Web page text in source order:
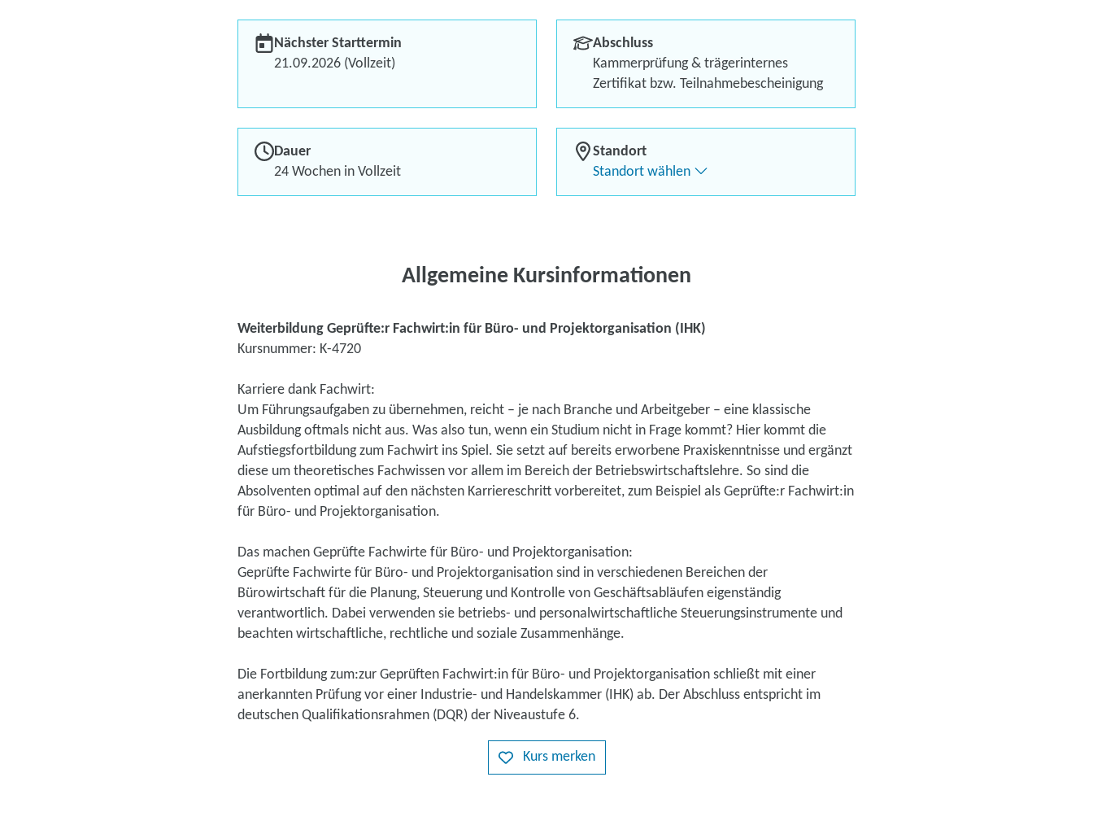
Berufliches Profil optimieren
Bis zu 100 % Förderung
Kontaktieren Sie uns jetzt
Nächster Starttermin
21.09.2026 (Vollzeit)
Abschluss
Kammerprüfung & trägerinternes
Zertifikat bzw. Teilnahmebescheinigung
Dauer
24 Wochen in Vollzeit
Standort
Standort wählen
Allgemeine Kursinformationen
Weiterbildung Geprüfte:r Fachwirt:in für Büro- und Projektorganisation (IHK)
Kursnummer: K-4720
Karriere dank Fachwirt:
Um Führungsaufgaben zu übernehmen, reicht – je nach Branche und Arbeitgeber – eine klassische
Ausbildung oftmals nicht aus. Was also tun, wenn ein Studium nicht in Frage kommt? Hier kommt die
Aufstiegsfortbildung zum Fachwirt ins Spiel. Sie setzt auf bereits erworbene Praxiskenntnisse und ergänzt
diese um theoretisches Fachwissen vor allem im Bereich der Betriebswirtschaftslehre. So sind die
Absolventen optimal auf den nächsten Karriereschritt vorbereitet, zum Beispiel als Geprüfte:r Fachwirt:in
für Büro- und Projektorganisation.
Das machen Geprüfte Fachwirte für Büro- und Projektorganisation:
Geprüfte Fachwirte für Büro- und Projektorganisation sind in verschiedenen Bereichen der
Bürowirtschaft für die Planung, Steuerung und Kontrolle von Geschäftsabläufen eigenständig
verantwortlich. Dabei verwenden sie betriebs- und personalwirtschaftliche Steuerungsinstrumente und
beachten wirtschaftliche, rechtliche und soziale Zusammenhänge.
Die Fortbildung zum:zur Geprüften Fachwirt:in für Büro- und Projektorganisation schließt mit einer
anerkannten Prüfung vor einer Industrie- und Handelskammer (IHK) ab. Der Abschluss entspricht im
deutschen Qualifikationsrahmen (DQR) der Niveaustufe 6.
Kurs merken